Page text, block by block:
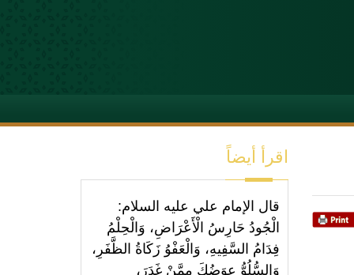
اقرأ أيضاً
قال الإمام علي عليه السلام:
الْجُودُ حَارِسُ الْأَعْرَاضِ، وَالْحِلْمُ
فِدَامُ السَّفِيهِ، وَالْعَفْوُ زَكَاةُ الظَّفَرِ،
وَالسُّلُوُّ عِوَضُكَ مِمَّنْ غَدَرَ،